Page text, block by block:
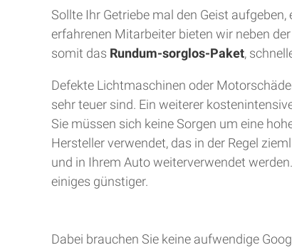
Sollte Ihr Getriebe mal den Geist
erfahrenen Mitarbeiter bieten wir neben
somit das Rundum-sorglos-Paket,
Defekte Lichtmaschinen oder
sehr teuer sind. Ein weiterer
Sie müssen sich keine Sorgen um eine
Hersteller verwendet, das in der Regel
und in Ihrem Auto weiterverwendet
einiges günstiger.
Dabei brauchen Sie keine aufwendige